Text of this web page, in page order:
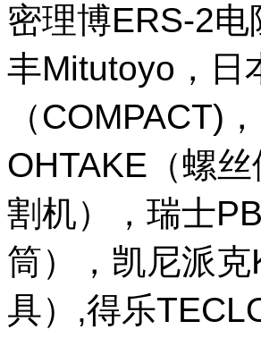
密理博ERS-2
丰Mitutoyo，日
（COMPACT)
OHTAKE（螺
割机），瑞士
筒），凯尼派
具）,得乐